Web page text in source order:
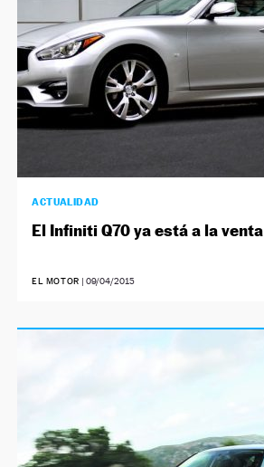
ACTUALIDAD
El Infiniti Q70 ya está a la venta
EL MOTOR | 09/04/2015